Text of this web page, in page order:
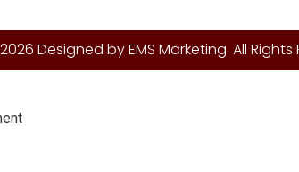
Designed by EMS Marketing. All Rights